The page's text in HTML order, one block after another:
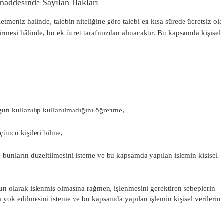
Sayılan Hakları
halinde, talebin niteliğine göre talebi en kısa sürede ücretsiz
hâlinde, bu ek ücret tarafınızdan alınacaktır. Bu kapsamda
kullanılıp kullanılmadığını öğrenme,
kişileri bilme,
düzeltilmesini isteme ve bu kapsamda yapılan işlemin kişisel
olarak işlenmiş olmasına rağmen, işlenmesini gerektiren sebeplerin
edilmesini isteme ve bu kapsamda yapılan işlemin kişisel verilerin